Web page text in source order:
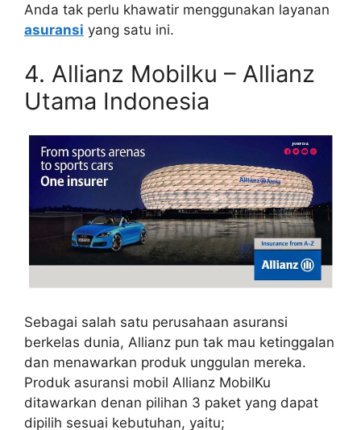
Anda tak perlu khawatir menggunakan layanan
asuransi yang satu ini.
4. Allianz Mobilku – Allianz
Utama Indonesia
Sebagai salah satu perusahaan asuransi
berkelas dunia, Allianz pun tak mau ketinggalan
dan menawarkan produk unggulan mereka.
Produk asuransi mobil Allianz MobilKu
ditawarkan denan pilihan 3 paket yang dapat
dipilih sesuai kebutuhan, yaitu;